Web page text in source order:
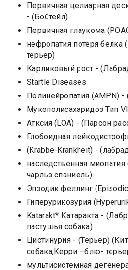
Первичная целиарная
- (Бобтейл)
Первичная глаукома
нефропатия потеря
терьер)
Карликовый рост -
Startle Diseases
Полинейропатия (AMPN) -
Мукополисахаридоз Тип
Атксия (LOA) - (Парсон
Глобоидная
(Krabbe-Krankheit) -
наследственная
чарльз спаниель)
Эпзодик феллинг
Гиперурикозурия
Katarakt* Катаракта -
пастушья собака)
Цистинурия - (Терьер)
собака,Керри –блю-
мультисистемная